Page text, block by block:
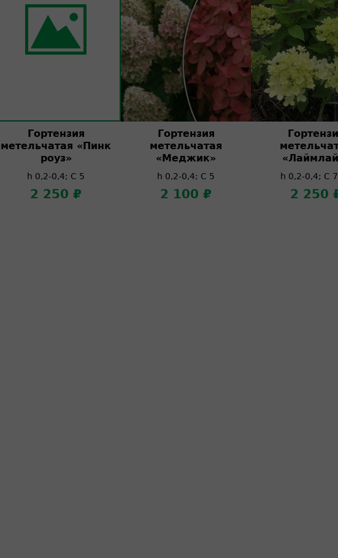
Гортензия
метельчатая «Пинк
роуз»
h 0,2-0,4; C 5
2 250 ₽
Гортензия
метельчатая
«Меджик»
h 0,2-0,4; C 5
2 100 ₽
h 0,2-0,4; C
2 250